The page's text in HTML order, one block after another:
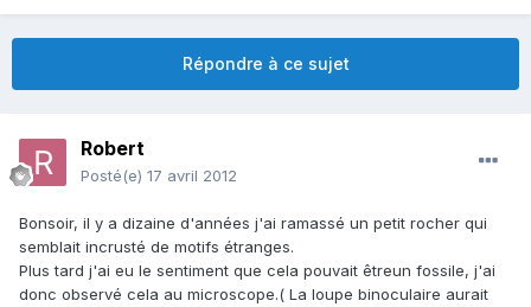
Répondre à ce sujet
Robert
Posté(e) 17 avril 2012
Bonsoir, il y a dizaine d'années j'ai ramassé un petit rocher qui
semblait incrusté de motifs étranges.
Plus tard j'ai eu le sentiment que cela pouvait êtreun fossile, j'ai
donc observé cela au microscope.( La loupe binoculaire aurait